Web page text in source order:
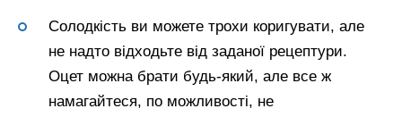
Солодкість ви можете трохи коригувати, але
не надто відходьте від заданої рецептури.
Оцет можна брати будь-який, але все ж
намагайтеся, по можливості, не